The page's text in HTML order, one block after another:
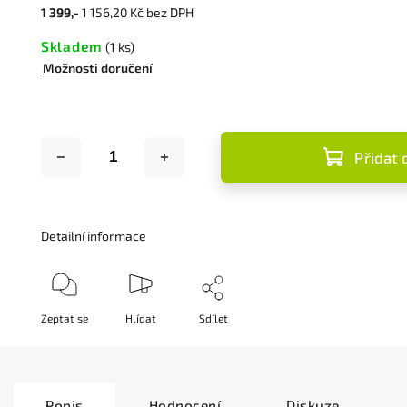
1 399,-1 156,20 Kč bez DPH
Skladem (1 ks)
Možnosti doručení
Přidat
Detailní informace
Zeptat se Hlídat Sdílet